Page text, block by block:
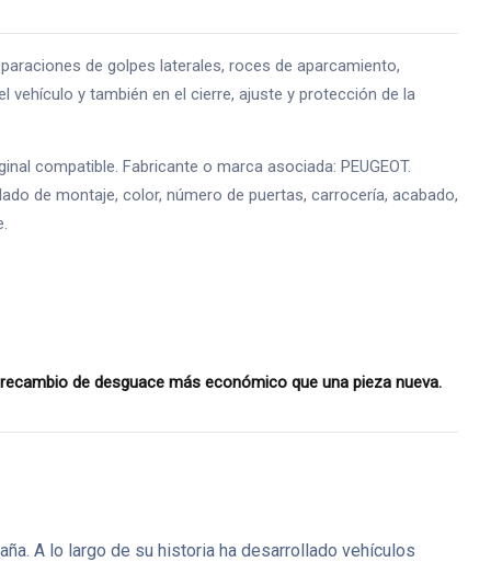
de golpes laterales, roces de aparcamiento,
y también en el cierre, ajuste y protección de la
compatible. Fabricante o marca asociada: PEUGEOT.
de montaje, color, número de puertas, carrocería, acabado,
de desguace más económico que una pieza nueva.
A lo largo de su historia ha desarrollado vehículos